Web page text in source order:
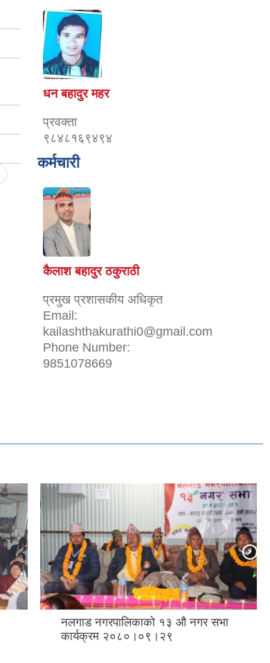
धन बहादुर महर
प्रवक्ता
९८४८१६९४९४
कर्मचारी
कैलाश बहादुर ठकुराठी
प्रमुख प्रशासकीय अधिकृत
Email:
kailashthakurathi0@gmail.com
Phone Number:
9851078669
नलगाड नगरपालिकाको १३ औ नगर सभा
कार्यक्रम २०८०।०९।२९